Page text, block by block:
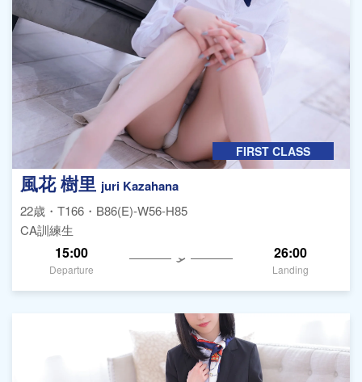
FIRST CLASS
風花 樹里 juri Kazahana
22歳・T166・B86(E)-W56-H85
CA訓練生
15:00
Departure
26:00
Landing